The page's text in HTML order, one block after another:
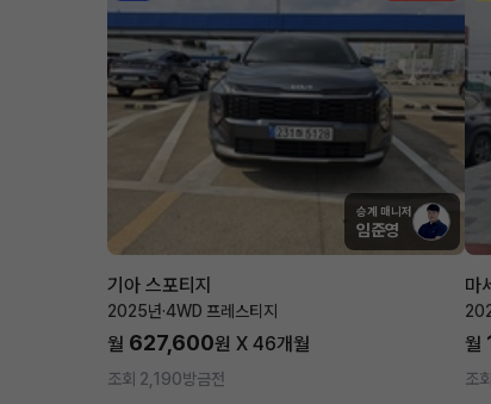
승계 매니저
임준영
기아 스포티지
2025년·4WD 프레스티지
월 627,600원 X 46개월
조회 2,190방금전
마
월
조